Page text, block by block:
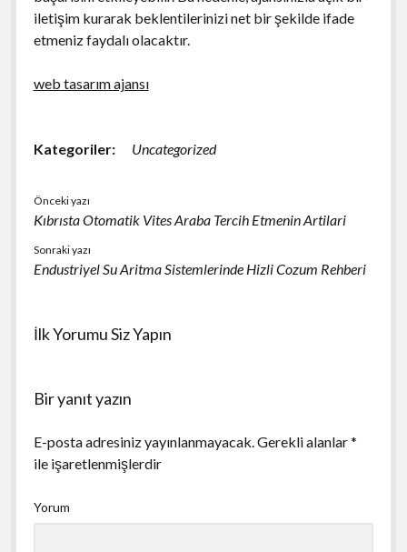
iletişim kurarak beklentilerinizi net bir şekilde ifade
etmeniz faydalı olacaktır.
web tasarım ajansı
Kategoriler: Uncategorized
Önceki yazı
Kıbrısta Otomatik Vites Araba Tercih Etmenin Artilari
Sonraki yazı
Endustriyel Su Aritma Sistemlerinde Hizli Cozum Rehberi
İlk Yorumu Siz Yapın
Bir yanıt yazın
E-posta adresiniz yayınlanmayacak.Gerekli alanlar*
ile işaretlenmişlerdir
Yorum